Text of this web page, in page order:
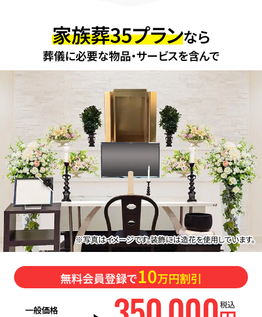
家族葬35プランなら
葬儀に必要な物品・サービスを含んで
※写真はイメージです。装飾には造花を使用しています。
無料会員登録で10万円割引
一般価格 税込